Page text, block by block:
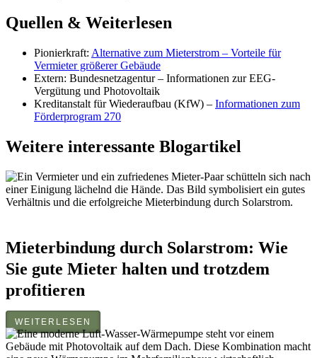
Quellen & Weiterlesen
Pionierkraft: Alternative zum Mieterstrom – Vorteile für
Vermieter größerer Gebäude
Extern: Bundesnetzagentur – Informationen zur EEG-
Vergütung und Photovoltaik
Kreditanstalt für Wiederaufbau (KfW) – Informationen zum
Förderprogram 270
Weitere interessante Blogartikel
Mieterbindung durch Solarstrom: Wie
Sie gute Mieter halten und trotzdem
profitieren
WEITERLESEN